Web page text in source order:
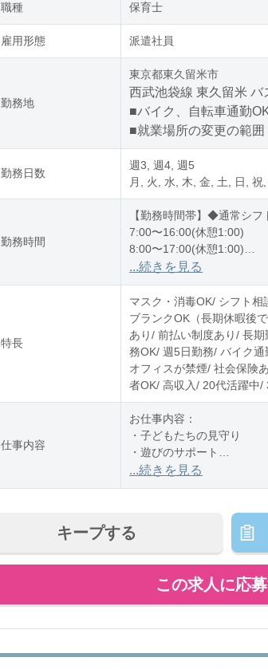
職種 保育士
雇用形態 派遣社員
勤務地
東京都東久留米市
西武池袋線 東久留米 バ
■バイク、自転車通勤
■就業場所の変更の範囲
勤務日数
週3, 週4, 週5
月, 火, 水, 木, 金, 土, 日, 祝,
勤務時間
【勤務時間帯】◆通常シフ
7:00〜16:00(休憩1:00)
8:00〜17:00(休憩1:00)
12:00〜21:00(休憩1:00)
※残業：0〜10時間程度/月
...続きを見る
特長
マスク・消毒OK/ シフト
ブランクOK（長期休暇後
あり/ 前払い制度あり/ 長
務OK/ 週5日勤務/ バイク
オフィスが禁煙/ 社会保険
者OK/ 高収入/ 20代活躍中/
仕事内容
お仕事内容：
・子どもたちの見守り
・遊びのサポート
・お散歩の付き添い
・園内の掃除、消毒 など
担当クラス：乳児またはク
時間ごとのお仕事
...続きを見る
キープする
この求人に応